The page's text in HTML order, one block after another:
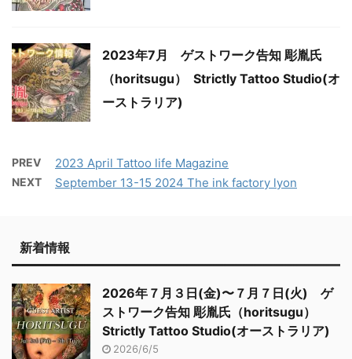
2023年7月 ゲストワーク告知 彫胤氏
（horitsugu） Strictly Tattoo Studio(オ
ーストラリア)
PREV 2023 April Tattoo life Magazine
NEXT September 13-15 2024 The ink factory lyon
新着情報
2026年７月３日(金)〜７月７日(火) ゲ
ストワーク告知 彫胤氏（horitsugu）
Strictly Tattoo Studio(オーストラリア)
2026/6/5